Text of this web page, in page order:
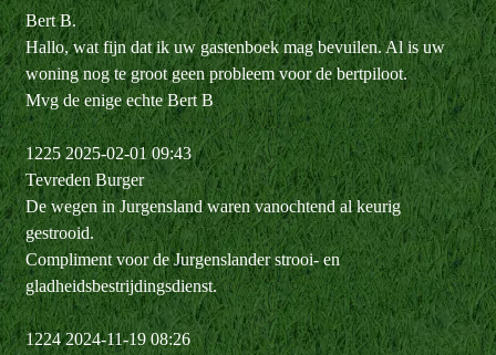
Bert B.
Hallo, wat fijn dat ik uw gastenboek mag bevuilen. Al is uw
woning nog te groot geen probleem voor de bertpiloot.
Mvg de enige echte Bert B
1225 2025-02-01 09:43
Tevreden Burger
De wegen in Jurgensland waren vanochtend al keurig
gestrooid.
Compliment voor de Jurgenslander strooi- en
gladheidsbestrijdingsdienst.
1224 2024-11-19 08:26